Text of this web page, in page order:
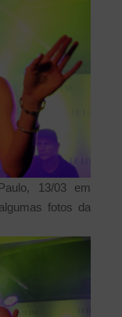
13/03 em
fotos da